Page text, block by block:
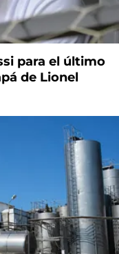
para el último
de Lionel